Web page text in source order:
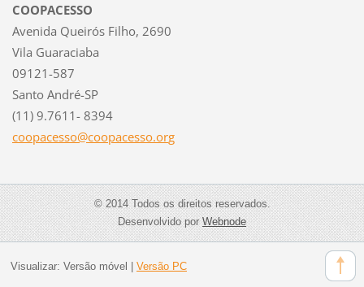
COOPACESSO
Avenida Queirós Filho, 2690
Vila Guaraciaba
09121-587
Santo André-SP
(11) 9.7611- 8394
coopacesso@coopacesso.org
© 2014 Todos os direitos reservados.
Desenvolvido porWebnode
Visualizar: Versão móvel Versão PC